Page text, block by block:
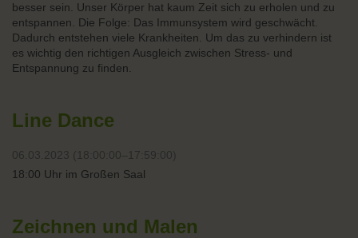
besser sein. Unser Körper hat kaum Zeit sich zu erholen und zu
entspannen. Die Folge: Das Immunsystem wird geschwächt.
Dadurch entstehen viele Krankheiten. Um das zu verhindern ist
es wichtig den richtigen Ausgleich zwischen Stress- und
Entspannung zu finden.
Line Dance
06.03.2023 (18:00:00–17:59:00)
18:00 Uhr im Großen Saal
Zeichnen und Malen